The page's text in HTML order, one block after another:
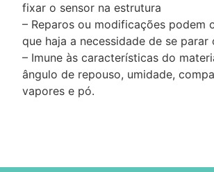
fixar o sensor na estrutura
– Reparos ou modificações podem
que haja a necessidade de se parar
– Imune às características do
ângulo de repouso, umidade,
vapores e pó.